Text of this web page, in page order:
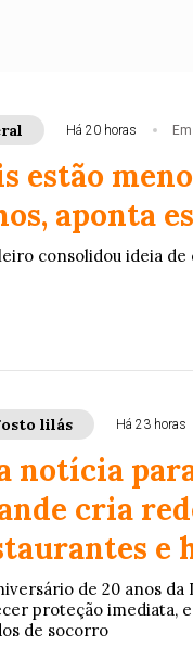
Há 20 horas
estão
aponta
consolidou ideia
lilás Há 23 horas
notícia
cria
e
de 20 anos da
proteção imediata,
de socorro